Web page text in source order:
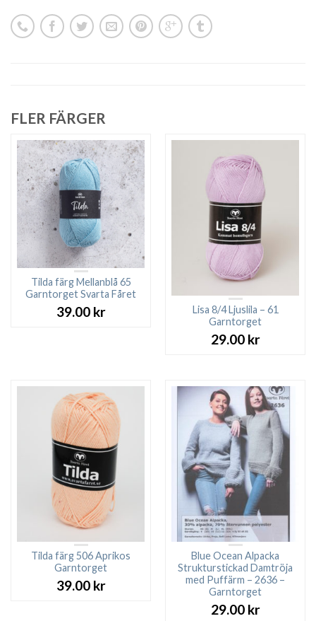
FLER FÄRGER
Tilda färg Mellanblå 65
Garntorget Svarta Fåret
39.00 kr
Lisa 8/4 Ljuslila – 61
Garntorget
29.00 kr
Tilda färg 506 Aprikos
Garntorget
39.00 kr
Blue Ocean Alpacka
Strukturstickad Damtröja
med Puffärm – 2636 –
Garntorget
29.00 kr